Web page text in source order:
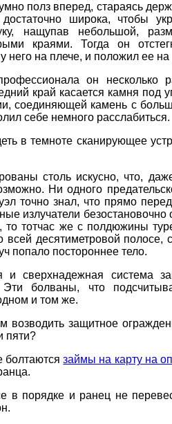
полз вперед, стараясь
широка, чтобы
нащупав небольшой,
краями. Тогда он
него на плече, и положил ее
он несколько
край касается камня под
соединяющей камень с
себе немного расслабиться.
в темноте сканирующее
столь искусно, что,
Ни одного
точно знал, что прямо
излучатели
то тотчас же с полдюжины
всей десятиметровой полосе,
попало постороннее тело.
и сверхнадежная система
болваны, что
и том же.
возводить защитное
пяти?
болтаютсязаймы на карту на
в порядке и ранец не